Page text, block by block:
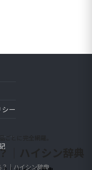
ごとに完全網羅。
｜ハイシン辞典
ー
｜ハイシン辞典